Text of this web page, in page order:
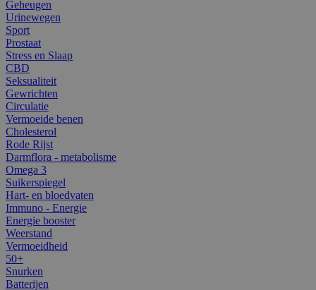
Geheugen
Urinewegen
Sport
Prostaat
Stress en Slaap
CBD
Seksualiteit
Gewrichten
Circulatie
Vermoeide benen
Cholesterol
Rode Rijst
Darmflora - metabolisme
Omega 3
Suikerspiegel
Hart- en bloedvaten
Immuno - Energie
Energie booster
Weerstand
Vermoeidheid
50+
Snurken
Batterijen